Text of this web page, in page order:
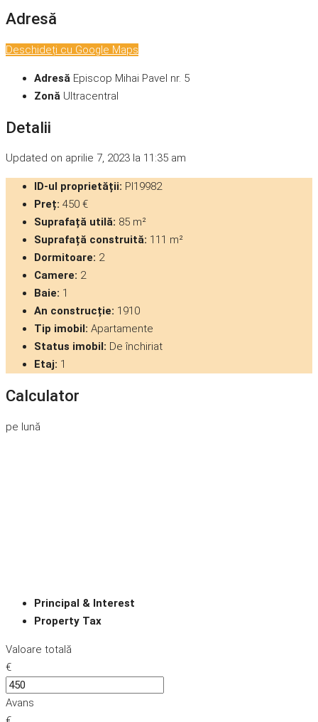
Adresă
Deschideți cu Google Maps
Adresă Episcop Mihai Pavel nr. 5
Zonă Ultracentral
Detalii
Updated on aprilie 7, 2023 la 11:35 am
ID-ul proprietății: PI19982
Preț: 450 €
Suprafață utilă: 85 m²
Suprafață construită: 111 m²
Dormitoare: 2
Camere: 2
Baie: 1
An construcție: 1910
Tip imobil: Apartamente
Status imobil: De închiriat
Etaj: 1
Calculator
pe lună
Principal & Interest
Property Tax
Valoare totală
€
Avans